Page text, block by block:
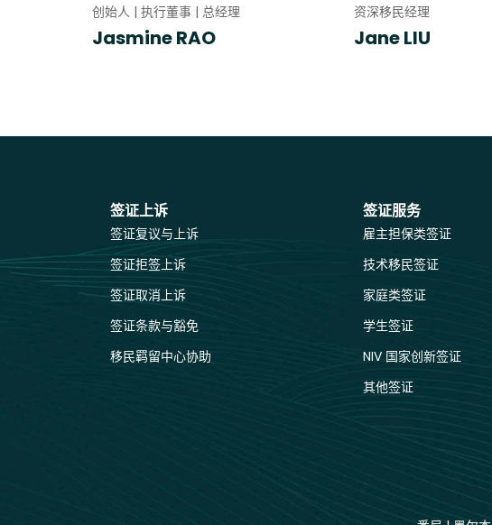
创始人 | 执行董事 | 总经理
Jasmine RAO
资深移民经理
Jane LIU
签证上诉
签证复议与上诉
签证拒签上诉
签证取消上诉
签证条款与豁免
移民羁留中心协助
签证服务
雇主担保类签证
技术移民签证
家庭类签证
学生签证
NIV 国家创新签证
其他签证